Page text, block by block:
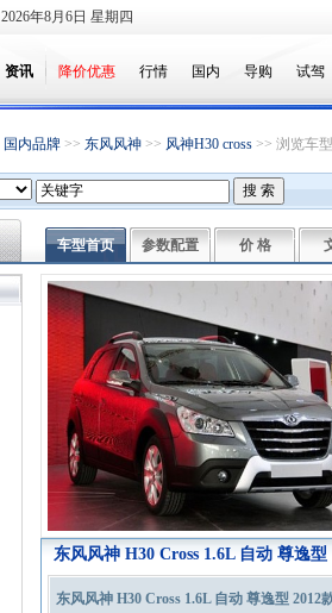
2026年8月6日 星期四
资讯 降价优惠 行情 国内 导购 试驾
国内品牌 >> 东风风神 >> 风神H30 cross >> 浏览车型
车型首页 参数配置 价 格
东风风神 H30 Cross 1.6L 自动 尊逸
东风风神 H30 Cross 1.6L 自动 尊逸型 2012